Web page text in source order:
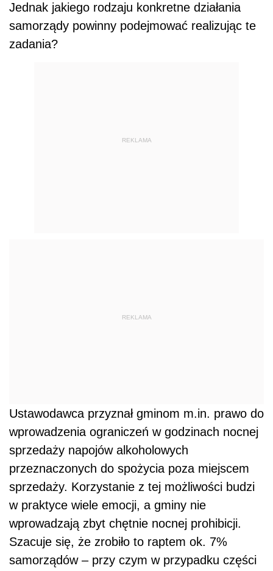
Jednak jakiego rodzaju konkretne działania
samorządy powinny podejmować realizując te
zadania?
REKLAMA
REKLAMA
Ustawodawca przyznał gminom m.in. prawo do
wprowadzenia ograniczeń w godzinach nocnej
sprzedaży napojów alkoholowych
przeznaczonych do spożycia poza miejscem
sprzedaży. Korzystanie z tej możliwości budzi
w praktyce wiele emocji, a gminy nie
wprowadzają zbyt chętnie nocnej prohibicji.
Szacuje się, że zrobiło to raptem ok. 7%
samorządów – przy czym w przypadku części